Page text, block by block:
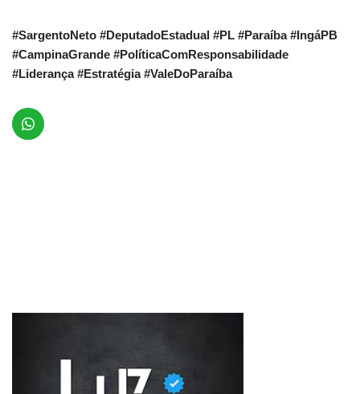
#SargentoNeto #DeputadoEstadual #PL #Paraíba #IngáPB
#CampinaGrande #PolíticaComResponsabilidade
#Liderança #Estratégia #ValeDoParaíba